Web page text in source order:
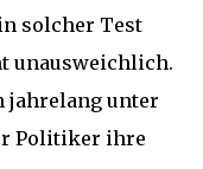
solcher Test
unausweichlich.
jahrelang unter
Politiker ihre